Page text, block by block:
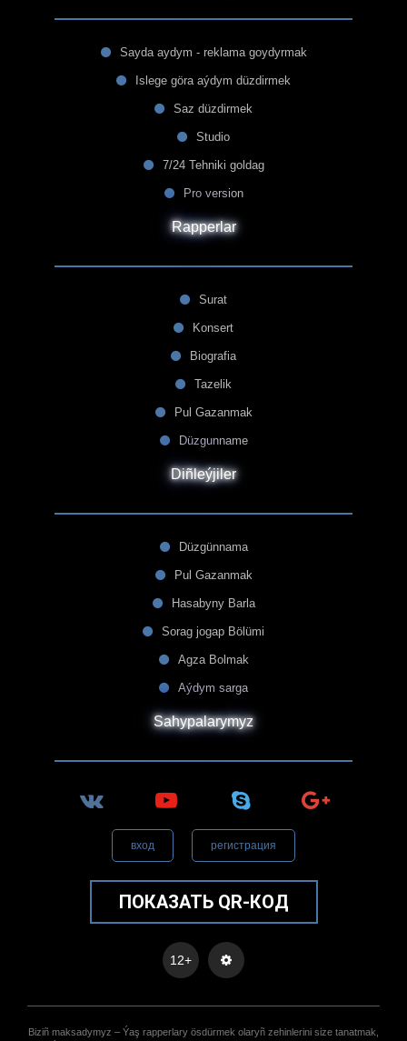
Sayda aydym - reklama goydyrmak
Islege göra aýdym düzdirmek
Saz düzdirmek
Studio
7/24 Tehniki goldag
Pro version
Rapperlar
Surat
Konsert
Biografia
Tazelik
Pul Gazanmak
Düzgunname
Diñleýjiler
Düzgünnama
Pul Gazanmak
Hasabyny Barla
Sorag jogap Bölümi
Agza Bolmak
Aýdym sarga
Sahypalarymyz
вход регистрация
ПОКАЗАТЬ QR-КОД
12+
Biziñ maksadymyz – Ýaş rapperlary ösdürmek olaryñ zehinlerini size tanatmak,